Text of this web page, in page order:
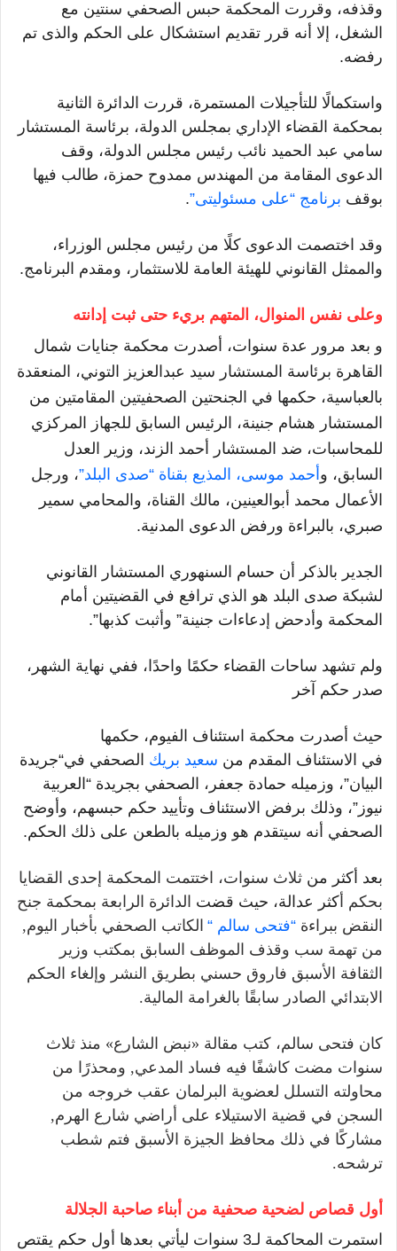
وقذفه، وقررت المحكمة حبس الصحفي سنتين مع
الشغل، إلا أنه قرر تقديم استشكال على الحكم والذى تم
رفضه.
واستكمالًا للتأجيلات المستمرة، قررت الدائرة الثانية
بمحكمة القضاء الإداري بمجلس الدولة، برئاسة المستشار
سامي عبد الحميد نائب رئيس مجلس الدولة، وقف
الدعوى المقامة من المهندس ممدوح حمزة، طالب فيها
بوقف برنامج “على مسئوليتى”.
وقد اختصمت الدعوى كلًا من رئيس مجلس الوزراء،
والممثل القانوني للهيئة العامة للاستثمار، ومقدم البرنامج.
وعلى نفس المنوال، المتهم بريء حتى ثبت إدانته
و بعد مرور عدة سنوات،
أصدرت محكمة جنايات شمال
القاهرة برئاسة المستشار سيد عبدالعزيز التوني، المنعقدة
بالعباسية، حكمها في الجنحتين الصحفيتين المقامتين من
المستشار هشام جنينة، الرئيس السابق للجهاز المركزي
للمحاسبات، ضد المستشار أحمد الزند، وزير العدل
السابق، و أحمد موسى، المذيع بقناة “صدى البلد”، ورجل
الأعمال محمد أبوالعينين، مالك القناة، والمحامي سمير
صبري، بالبراءة ورفض الدعوى المدنية.
الجدير بالذكر أن حسام السنهوري المستشار القانوني
لشبكة صدى البلد هو الذي ترافع في القضيتين أمام
المحكمة وأدحض إدعاءات جنينة” وأثبت كذبها”.
ولم تشهد ساحات القضاء حكمًا واحدًا، ففي نهاية الشهر،
صدر حكم آخر
حيث أصدرت محكمة استئناف الفيوم، حكمها
في الاستئناف المقدم من سعيد بريك الصحفي في“جريدة
البيان”، وزميله حمادة جعفر، الصحفي بجريدة “العربية
نيوز”، وذلك برفض الاستئناف وتأييد حكم حبسهم، وأوضح
الصحفي أ نه سيتقدم هو وزميله بالطعن على ذلك الحكم.
بعد أكثر من ثلاث سنوات، اختتمت المحكمة إحدى القضايا
بحكم أ كثر عدالة، حيث قضت الدائرة الرابعة بمحكمة جنح
النقض ببراءة “فتحى سالم “ الكاتب الصحفي بأخبار اليوم,
من تهمة سب وقذف الموظف السابق بمكتب وزير
الثقافة الأسبق فاروق حسني بطريق النشر وإلغاء الحكم
الابتدائي الصادر سابقًا بالغرامة المالية.
كان فتحى سالم، كتب مقالة «نبض الشارع» منذ ثلاث
سنوات مضت كاشفًا فيه فساد المدعي, ومحذرًا من
محاولته التسلل لعضوية البرلمان عقب خروجه من
السجن في قضية الاستيلاء على أراضي شارع الهرم,
مشاركًا في ذلك محافظ الجيزة الأسبق فتم شطب
ترشحه.
أول قصاص لضحية صحفية من أبناء صاحبة الجلالة
استمرت المحاكمة لـ3 سنوات ليأتي بعدها أول حكم يقتص